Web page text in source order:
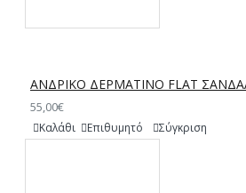
ΑΝΔΡΙΚΟ ΔΕΡΜΑΤΙΝΟ FLAT
55,00€
Καλάθι Επιθυμητό Σύγκριση